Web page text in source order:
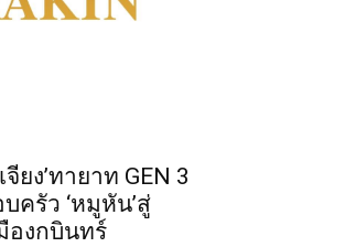
ยง’ทายาท GEN 3
ครัว ‘หมูหัน’สู่
องกบินทร์